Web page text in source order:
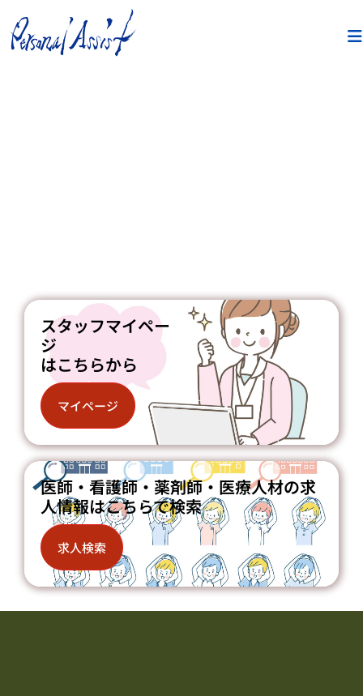
スタッフマイペー
ジ
はこちらから
マイページ
医師・看護師・薬剤師・医療人材の求
人情報はこちらで検索
求人検索